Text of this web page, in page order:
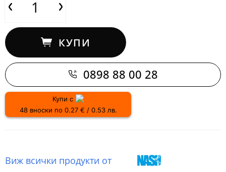
КУПИ
0898 88 00 28
Купи с
48 вноски по 0.27 € / 0.53 лв.
Виж всички продукти от